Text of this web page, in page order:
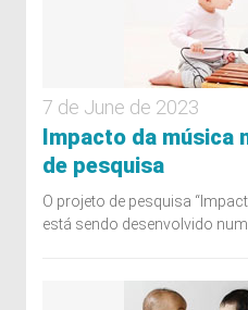
7 de June de 2023
Impacto da música
de pesquisa
O projeto de pesquisa
está sendo desenvolvido